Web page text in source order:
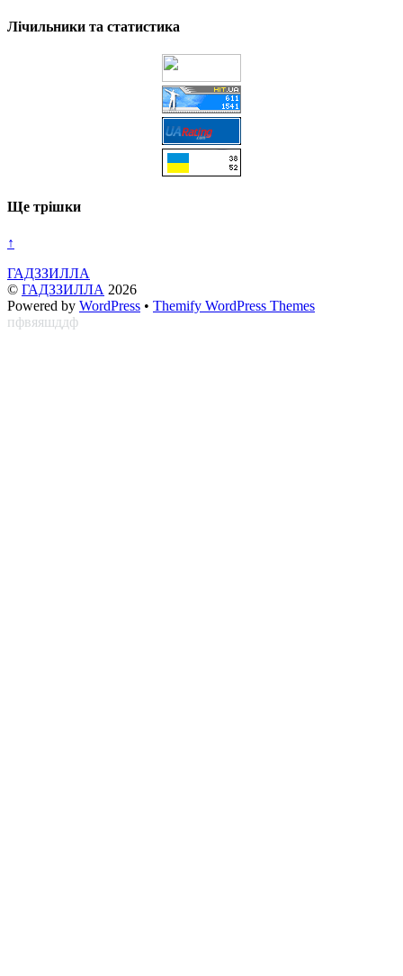
Лічильники та статистика
Ще трішки
↑
ГАДЗЗИЛЛА
© ГАДЗЗИЛЛА 2026
Powered by WordPress • Themify WordPress Themes
пфвяяшддф